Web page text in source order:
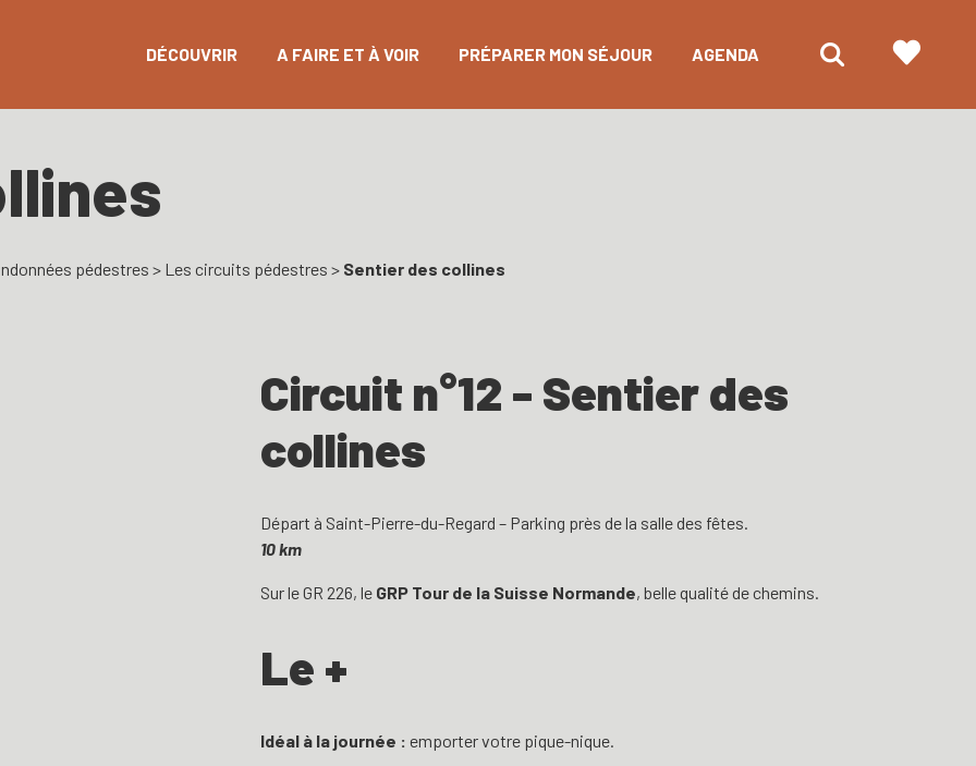
DÉCOUVRIR A FAIRE ET À VOIR PRÉPARER MON SÉJOUR AGENDA
pédestres > Les circuits pédestres > Sentier des collines
Circuit n°12 - Sentier des
collines
Départ à Saint-Pierre-du-Regard – Parking près de la salle des fêtes.
10 km
Sur le GR 226, le GRP Tour de la Suisse Normande, belle qualité de chemins.
Le +
Idéal à la journée : emporter votre pique-nique.